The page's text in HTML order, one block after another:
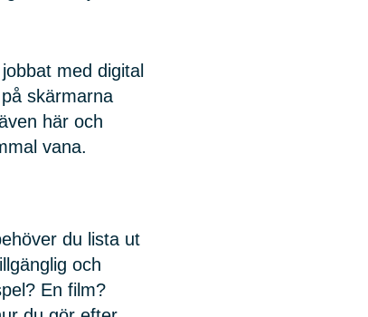
med digital
skärmarna
här och
vana.
du lista ut
och
En film?